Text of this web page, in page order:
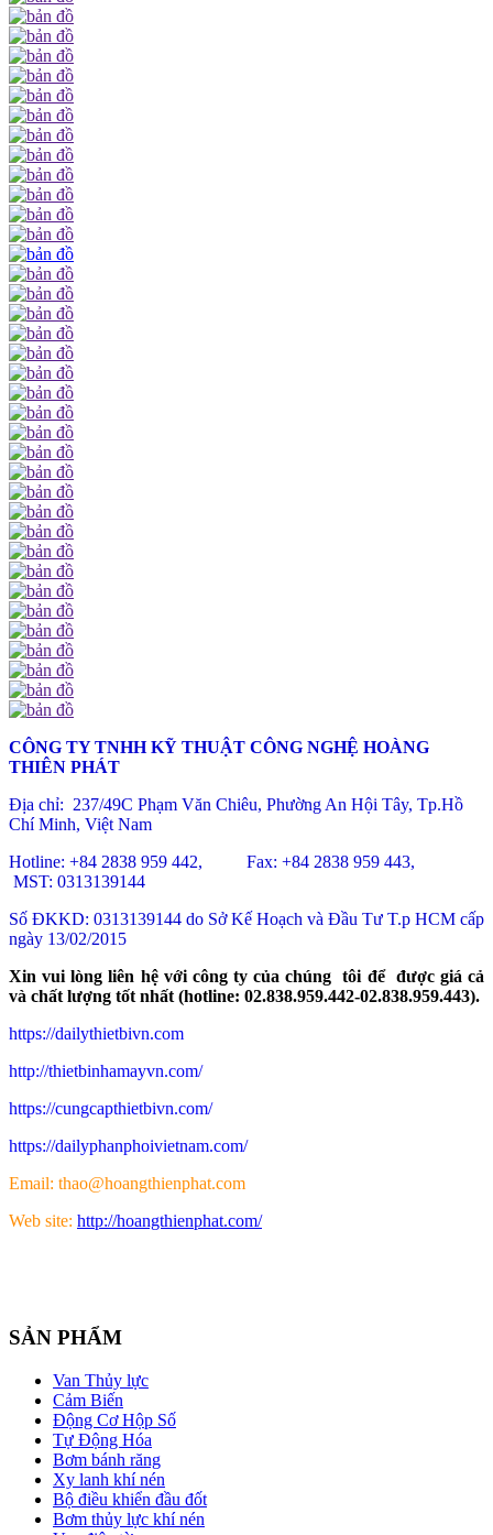
CÔNG TY TNHH KỸ THUẬT CÔNG NGHỆ HOÀNG
THIÊN PHÁT
Địa chỉ: 237/49C Phạm Văn Chiêu, Phường An Hội Tây, Tp.Hồ
Chí Minh, Việt Nam
Hotline: +84 2838 959 442, Fax: +84 2838 959 443,
MST: 0313139144
Số ĐKKD: 0313139144 do Sở Kế Hoạch và Đầu Tư T.p HCM cấp
ngày 13/02/2015
Xin vui lòng liên hệ với công ty của chúng tôi để được giá cả
và chất lượng tốt nhất (hotline: 02.838.959.442-02.838.959.443).
https://dailythietbivn.com
http://thietbinhamayvn.com/
https://cungcapthietbivn.com/
https://dailyphanphoivietnam.com/
Email: thao@hoangthienphat.com
Web site: http://hoangthienphat.com/
SẢN PHẨM
Van Thủy lực
Cảm Biến
Động Cơ Hộp Số
Tự Động Hóa
Bơm bánh răng
Xy lanh khí nén
Bộ điều khiển đầu đốt
Bơm thủy lực khí nén